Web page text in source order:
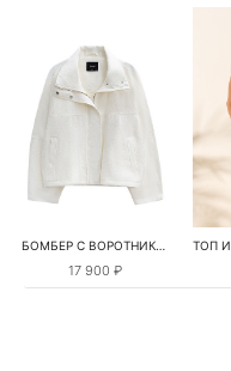
БОМБЕР С ВОРОТНИКОМ-СТОЙКОЙ
17 900 ₽